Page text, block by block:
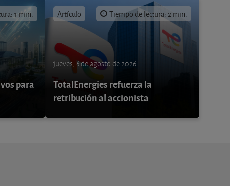
1 min.
para
Artículo Tiempo de lectura: 2 min.
jueves, 6 de agosto de 2026
TotalEnergies refuerza la
retribución al accionista